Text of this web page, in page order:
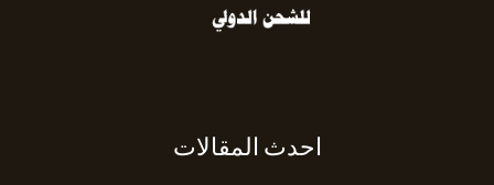
احدث المقالات